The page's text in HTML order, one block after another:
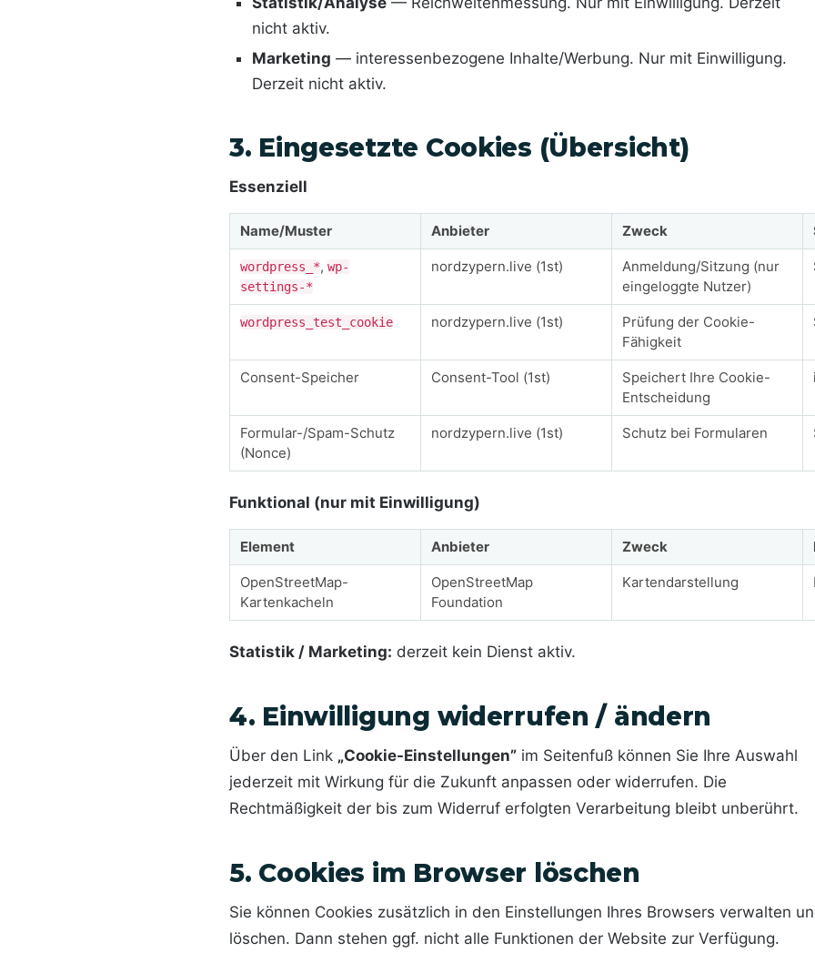
nicht aktiv.
Marketing — interessenbezogene Inhalte/Werbung. Nur mit Einwilligung.
Derzeit nicht aktiv.
3. Eingesetzte Cookies (Übersicht)
Essenziell
Name/Muster Anbieter Zweck
wordpress_*, wp-
settings-*
nordzypern.live (1st)
Anmeldung/Sitzung (nur
eingeloggte Nutzer)
wordpress_test_cookie nordzypern.live (1st)
Prüfung der Cookie-
Fähigkeit
Consent-Speicher Consent-Tool (1st)
Speichert Ihre Cookie-
Entscheidung
Formular-/Spam-Schutz
(Nonce)
nordzypern.live (1st) Schutz bei Formularen
Funktional (nur mit Einwilligung)
Element Anbieter Zweck
OpenStreetMap-
Kartenkacheln
OpenStreetMap
Foundation
Kartendarstellung
Statistik / Marketing: derzeit kein Dienst aktiv.
4. Einwilligung widerrufen / ändern
Über den Link „Cookie-Einstellungen” im Seitenfuß können Sie Ihre Auswahl
jederzeit mit Wirkung für die Zukunft anpassen oder widerrufen. Die
Rechtmäßigkeit der bis zum Widerruf erfolgten Verarbeitung bleibt unberührt.
5. Cookies im Browser löschen
Sie können Cookies zusätzlich in den Einstellungen Ihres Browsers verwalten
löschen. Dann stehen ggf. nicht alle Funktionen der Website zur Verfügung.